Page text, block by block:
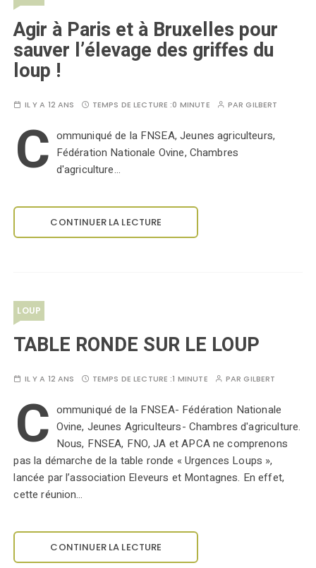
Agir à Paris et à Bruxelles pour
sauver l’élevage des griffes du
loup !
IL Y A 12 ANS TEMPS DE LECTURE :0 MINUTE PARGILBERT
C ommuniqué de la FNSEA, Jeunes agriculteurs,
Fédération Nationale Ovine, Chambres
d'agriculture...
CONTINUER LA LECTURE
LOUP
TABLE RONDE SUR LE LOUP
IL Y A 12 ANS TEMPS DE LECTURE :1 MINUTE PARGILBERT
C ommuniqué de la FNSEA- Fédération Nationale
Ovine, Jeunes Agriculteurs- Chambres d'agriculture.
Nous, FNSEA, FNO, JA et APCA ne comprenons
pas la démarche de la table ronde « Urgences Loups »,
lancée par l’association Eleveurs et Montagnes. En effet,
cette réunion…
CONTINUER LA LECTURE